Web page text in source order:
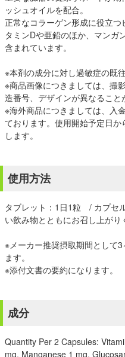
ッシュオイルを配合。
正常なコラーゲン形成に役立
タミンDや亜鉛のほか、マンガ
含まれています。
※本剤の成分に対し過敏症の既
※商品画像につきましては、撮
造番号、デザインが異なること
※海外商品につきましては、入
ております。使用開始予定日
します。
使用方法
タブレット：1日1粒 / カプセ
い飲み物とともにお召し上がり
※メーカー推奨摂取期間として
ます。
※添付文書の要約になります。
成分
Quantity Per 2 Capsules:
mg, Manganese 1 mg,